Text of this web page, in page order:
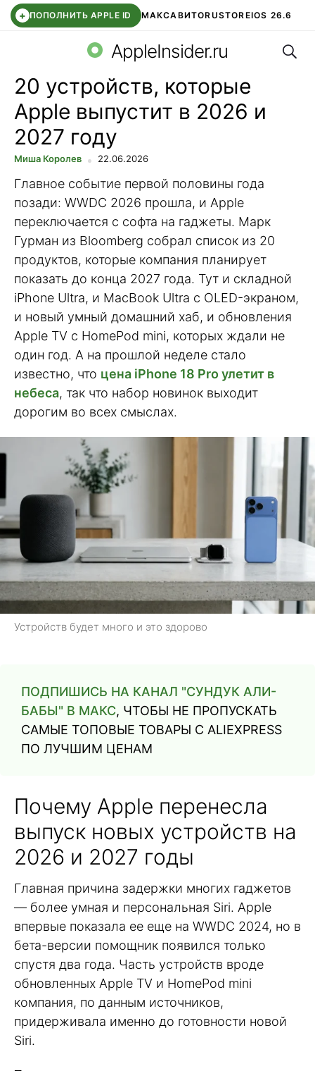
+ ПОПОЛНИТЬ APPLE ID МАКСАВИТОRUSTOREIOS 26.6
СБЕР КИДС ВТБ ОНЛАЙН ЧАТ В ROBLOX
AppleInsider.ru
20 устройств, которые
Apple выпустит в 2026 и
2027 году
Миша Королев 22.06.2026
Главное событие первой половины года
позади: WWDC 2026 прошла, и Apple
переключается с софта на гаджеты. Марк
Гурман из Bloomberg собрал список из 20
продуктов, которые компания планирует
показать до конца 2027 года. Тут и складной
iPhone Ultra, и MacBook Ultra с OLED-экраном,
и новый умный домашний хаб, и обновления
Apple TV с HomePod mini, которых ждали не
один год. А на прошлой неделе стало
известно, что цена iPhone 18 Pro улетит в
небеса, так что набор новинок выходит
дорогим во всех смыслах.
Устройств будет много и это здорово
ПОДПИШИСЬ НА КАНАЛ "СУНДУК АЛИ-
БАБЫ" В МАКС, ЧТОБЫ НЕ ПРОПУСКАТЬ
САМЫЕ ТОПОВЫЕ ТОВАРЫ С ALIEXPRESS
ПО ЛУЧШИМ ЦЕНАМ
Почему Apple перенесла
выпуск новых устройств на
2026 и 2027 годы
Главная причина задержки многих гаджетов
— более умная и персональная Siri. Apple
впервые показала ее еще на WWDC 2024, но в
бета-версии помощник появился только
спустя два года. Часть устройств вроде
обновленных Apple TV и HomePod mini
компания, по данным источников,
придерживала именно до готовности новой
Siri.